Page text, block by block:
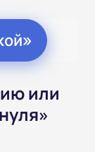
или